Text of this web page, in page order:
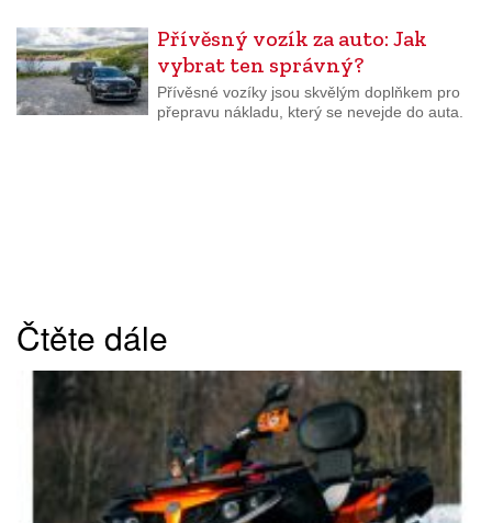
Přívěsný vozík za auto: Jak
vybrat ten správný?
Přívěsné vozíky jsou skvělým doplňkem pro
přepravu nákladu, který se nevejde do auta.
Čtěte dále